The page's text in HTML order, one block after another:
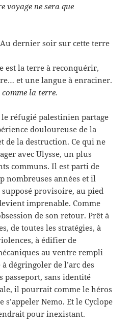
voyage ne sera que
dernier soir sur cette terre
est la terre à reconquérir,
et une langue à enraciner.
la terre.
réfugié palestinien partage
douloureuse de la
de la destruction. Ce qui ne
avec Ulysse, un plus
communs. Il est parti de
nombreuses années et il
provisoire, au pied
imprenable. Comme
de son retour. Prêt à
de toutes les stratégies, à
à édifier de
au ventre rempli
dégringoler de l’arc des
passeport, sans identité
il pourrait comme le héros
s’appeler Nemo. Et le Cyclope
pour inexistant.